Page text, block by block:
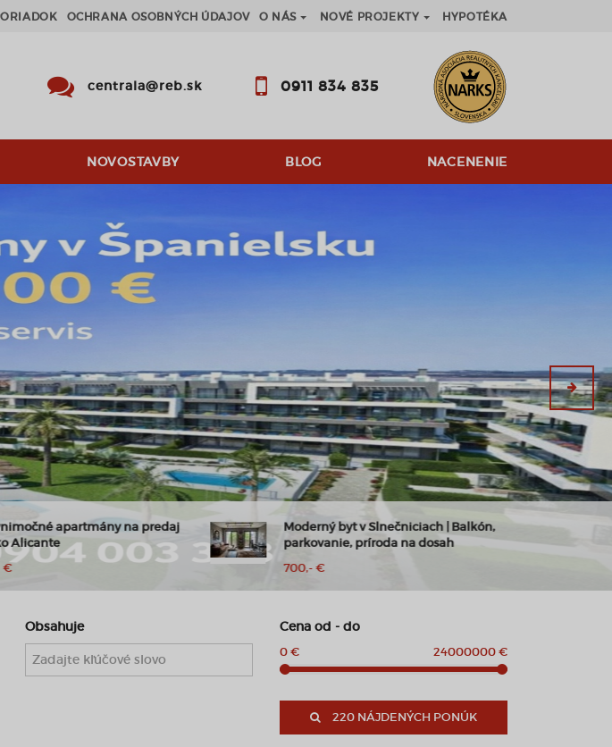
OCHRANA OSOBNÝCH ÚDAJOV O NÁS NOVÉ PROJEKTY HYPOTÉKA
0911 834 835
centrala@reb.sk
NOVOSTAVBY BLOG NACENENIE
apartmány na predaj
Moderný byt v Slnečniciach | Balkón,
parkovanie, príroda na dosah
700,- €
Obsahuje Cena od - do
0 € 24000000 €
220 NÁJDENÝCH PONÚK